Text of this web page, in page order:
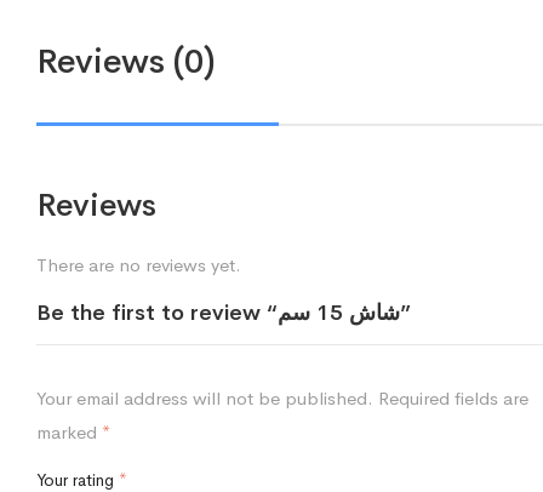
Reviews (0)
Reviews
There are no reviews yet.
Be the first to review “شاش 15 سم”
Your email address will not be published. Required fields are
marked *
Your rating *